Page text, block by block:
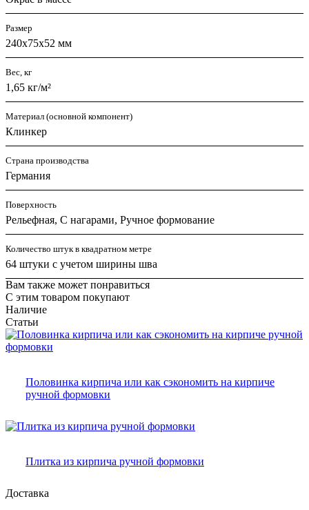
Размер
240x75x52 мм
Вес, кг
1,65 кг/м²
Материал (основной компонент)
Клинкер
Страна производства
Германия
Поверхность
Рельефная, С нагарами, Ручное формование
Количество штук в квадратном метре
64 штуки с учетом ширины шва
Вам также может понравиться
С этим товаром покупают
Наличие
Статьи
Половинка кирпича или как сэкономить на кирпиче
ручной формовки
Плитка из кирпича ручной формовки
Доставка